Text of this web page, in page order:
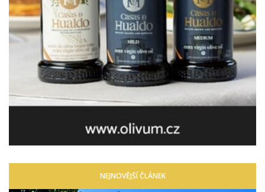
NEJNOVĚJŠÍ ČLÁNEK